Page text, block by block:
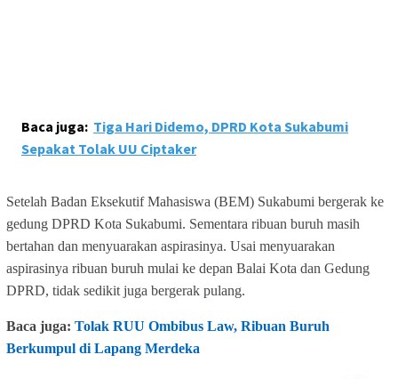
Baca juga: Tiga Hari Didemo, DPRD Kota Sukabumi
Sepakat Tolak UU Ciptaker
Setelah Badan Eksekutif Mahasiswa (BEM) Sukabumi bergerak ke
gedung DPRD Kota Sukabumi. Sementara ribuan buruh masih
bertahan dan menyuarakan aspirasinya. Usai menyuarakan
aspirasinya ribuan buruh mulai ke depan Balai Kota dan Gedung
DPRD, tidak sedikit juga bergerak pulang.
Baca juga: Tolak RUU Ombibus Law, Ribuan Buruh
Berkumpul di Lapang Merdeka